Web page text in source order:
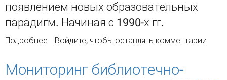
появлением новых образовательных
парадигм. Начиная с 1990-х гг.
Подробнее о Современные практики библиотек по
Войдите, чтобы оставлять комментарии
Мониторинг библиотечно-